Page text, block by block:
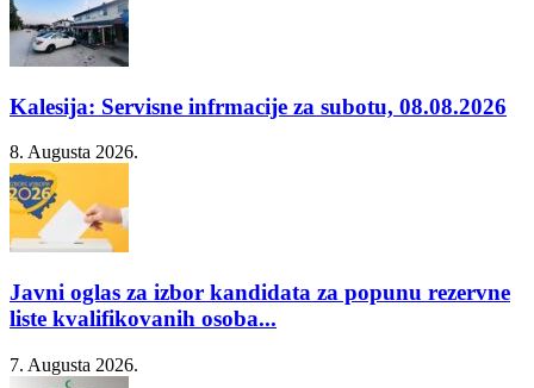
Kalesija: Servisne infrmacije za subotu, 08.08.2026
8. Augusta 2026.
Javni oglas za izbor kandidata za popunu rezervne
liste kvalifikovanih osoba...
7. Augusta 2026.